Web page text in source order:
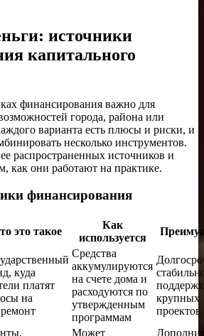
источники
капитального
финансирования важно для
города, района или
варианта есть плюсы и риски, и
несколько инструментов.
распространенных источников и
как они работают на практике.
финансирования
это такое
Как
используется
куда
платят
на
Средства
аккумулируются
на счете дома и
расходуются по
утвержденным
программам
крупных
проектов
Может